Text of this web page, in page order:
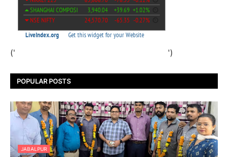
(' ')
POPULAR POSTS
JABALPUR